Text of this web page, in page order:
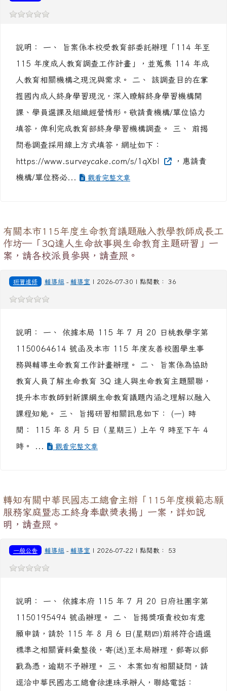
說明： 一、 旨案係本校受教育部委託辦理「114 年至
115 年度成人教育調查工作計畫」，並蒐集 114 年成
人教育相關機構之現況與需求。 二、 該調查目的在掌
握國內成人終身學習現況，深入瞭解終身學習機構開
課、學員選課及組織經營情形。敬請貴機構/單位協力
填答，俾利完成教育部終身學習機構調查。 三、 前揭
問卷調查採用線上方式填答，網址如下：
https://www.surveycake.com/s/1qXbl
，惠請貴
機構/單位務必...
觀看完整文章
有關本市115年度生命教育議題融入教學教師成長工
作坊─「3Q達人生命故事與生命教育主題研習」一
案，請各校派員參與，請查照。
研習進修 輔導組 - 輔導室 | 2026-07-30 | 點閱數： 36
說明： 一、 依據本局 115 年 7 月 20 日桃教學字第
1150064614 號函及本市 115 年度友善校園學生事
務與輔導生命教育工作計畫辦理。 二、 旨案係為協助
教育人員了解生命教育 3Q 達人與生命教育主題關聯，
提升本市教師對新課綱生命教育議題內涵之理解以融入
課程知能。 三、 旨揭研習相關訊息如下： (一) 時
間： 115 年 8 月 5 日（星期三）上午 9 時至下午 4
時。 ...
觀看完整文章
轉知有關中華民國志工總會主辦「115年度模範志願
服務家庭暨志工終身奉獻獎表揚」一案，詳如說
明，請查照。
一般公告 輔導組 - 輔導室 | 2026-07-22 | 點閱數： 53
說明： 一、 依據本府 115 年 7 月 20 日府社團字第
1150195494 號函辦理。 二、 旨揭獎項貴校如有意
願申請，請於 115 年 8 月 6 日(星期四)前將符合遴選
標準之相關資料彙整後，寄(送)至本局辦理，郵寄以郵
戳為憑，逾期不予辦理。 三、 本案如有相關疑問，請
逕洽中華民國志工總會徐連珠承辦人，聯絡電話：